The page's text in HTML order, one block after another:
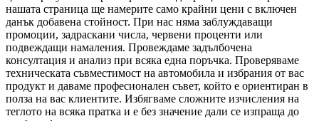
нашата страница ще намерите само крайни цени с включен
данък добавена стойност. При нас няма заблуждаващи
промоции, задраскани числа, червени проценти или
подвеждащи намаления. Провеждаме задълбочена
консултация и анализ при всяка една поръчка. Проверяваме
техническата съвместимост на автомобила и избрания от вас
продукт и даваме професионален съвет, който е ориентиран в
полза на вас клиентите. Избягваме сложните изчисления на
теглото на всяка пратка и е без значение дали се изпраща до